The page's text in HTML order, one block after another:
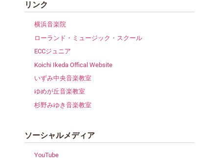
リンク
横浜音楽院
ローランド・ミュージック・スクール
ECCジュニア
Koichi Ikeda Offical Website
いずみ中央音楽教室
ゆめが丘音楽教室
杉野みゆき音楽教室
ソーシャルメディア
YouTube